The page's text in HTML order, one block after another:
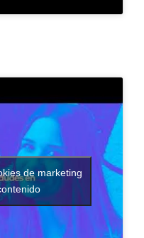
de marketing